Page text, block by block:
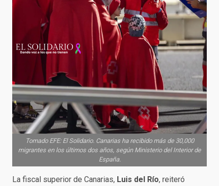
Tomado EFE: El Solidario. Canarias ha recibido más de 30,000
migrantes en los últimos dos años, según Ministerio del Interior de
España.
La fiscal superior de Canarias, Luis del Río, reiteró